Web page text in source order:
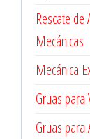
Rescate
Mecánicas
Mecánica
Gruas para
Gruas para